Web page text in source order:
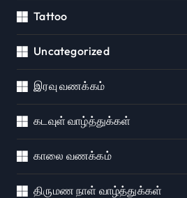
Tattoo
Uncategorized
இரவு வணக்கம்
கடவுள் வாழ்த்துக்கள்
காலை வணக்கம்
திருமண நாள் வாழ்த்துக்கள்